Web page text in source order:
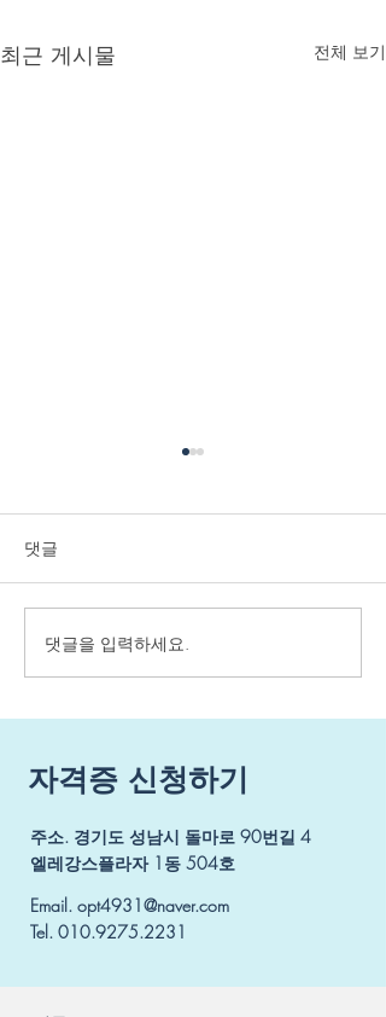
최근 게시물 전체 보기
보행 운동지도사 자격증
교육 안내
댓글
댓글을 입력하세요.
자격증 신청하기
주소. 경기도 성남시 돌마로 90번길 4
​엘레강스플라자 1동 504호
Email. opt4931@naver.com
Tel. 010.9275.2231